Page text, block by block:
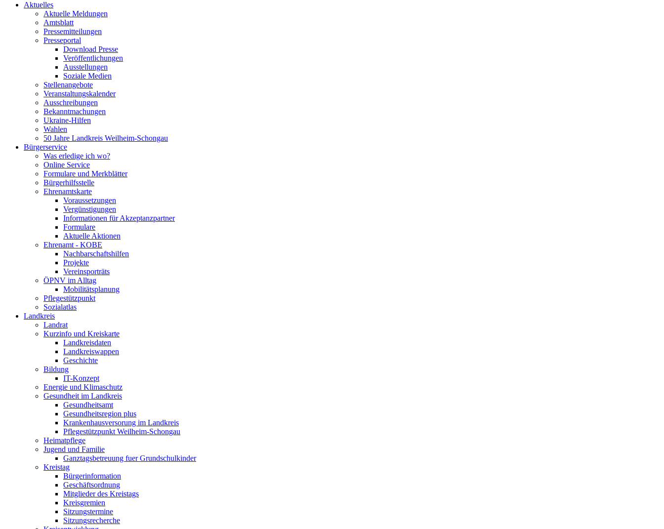
Aktuelles
Aktuelle Meldungen
Amtsblatt
Pressemitteilungen
Presseportal
Download Presse
Veröffentlichungen
Ausstellungen
Soziale Medien
Stellenangebote
Veranstaltungskalender
Ausschreibungen
Bekanntmachungen
Ukraine-Hilfen
Wahlen
50 Jahre Landkreis Weilheim-Schongau
Bürgerservice
Was erledige ich wo?
Online Service
Formulare und Merkblätter
Bürgerhilfsstelle
Ehrenamtskarte
Voraussetzungen
Vergünstigungen
Informationen für Akzeptanzpartner
Formulare
Aktuelle Aktionen
Ehrenamt - KOBE
Nachbarschaftshilfen
Projekte
Vereinsporträts
ÖPNV im Alltag
Mobilitätsplanung
Pflegestützpunkt
Sozialatlas
Landkreis
Landrat
Kurzinfo und Kreiskarte
Landkreisdaten
Landkreiswappen
Geschichte
Bildung
IT-Konzept
Energie und Klimaschutz
Gesundheit im Landkreis
Gesundheitsamt
Gesundheitsregion plus
Krankenhausversorung im Landkreis
Pflegestützpunkt Weilheim-Schongau
Heimatpflege
Jugend und Familie
Ganztagsbetreuung fuer Grundschulkinder
Kreistag
Bürgerinformation
Geschäftsordnung
Mitglieder des Kreistags
Kreisgremien
Sitzungstermine
Sitzungsrecherche